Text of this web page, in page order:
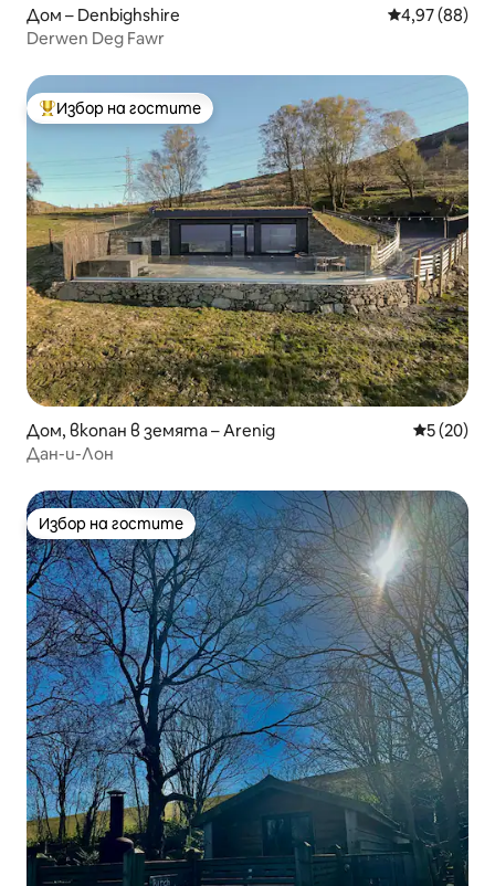
Дом – Denbighshire Средна
4,97 (88)
Derwen Deg Fawr
Най-популярен избор на гостите
Избор на гостите
Дом, вкопан в земята – Arenig Средна
5 (20)
Дан-и-Лон
Избор на гостите
Избор на гостите